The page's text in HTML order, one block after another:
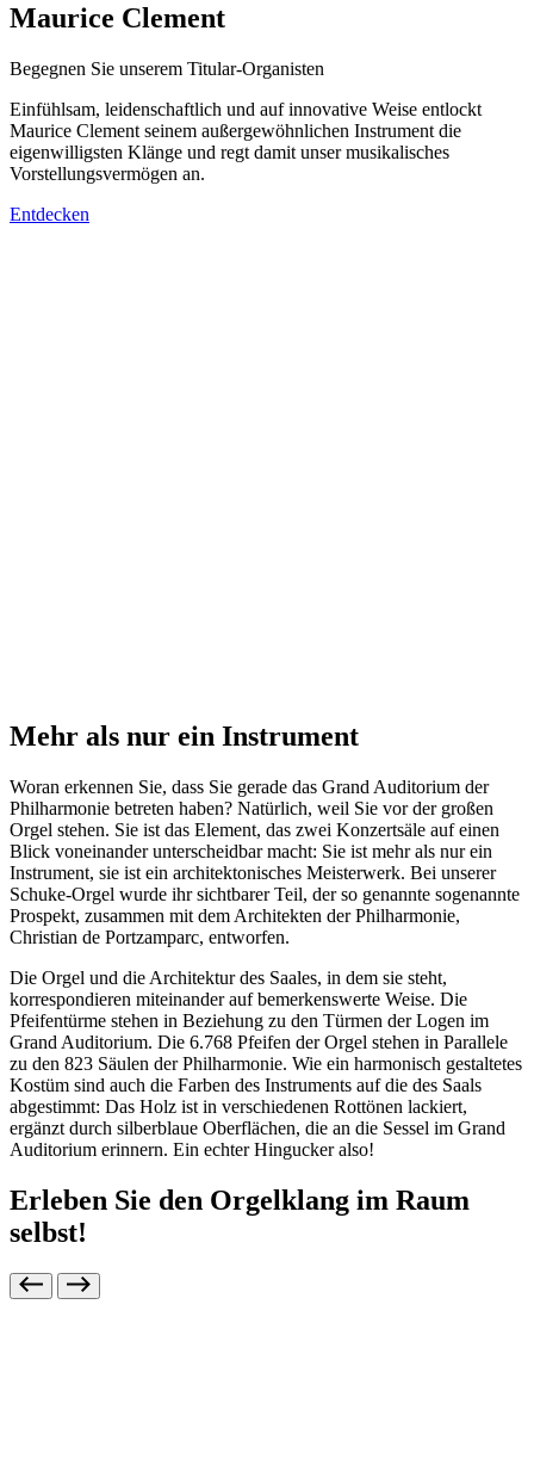
Maurice Clement
Begegnen Sie unserem Titular-Organisten
Einfühlsam, leidenschaftlich und auf innovative Weise entlockt
Maurice Clement seinem außergewöhnlichen Instrument die
eigenwilligsten Klänge und regt damit unser musikalisches
Vorstellungsvermögen an.
Entdecken
Mehr als nur ein Instrument
Woran erkennen Sie, dass Sie gerade das Grand Auditorium der
Philharmonie betreten haben? Natürlich, weil Sie vor der großen
Orgel stehen. Sie ist das Element, das zwei Konzertsäle auf einen
Blick voneinander unterscheidbar macht: Sie ist mehr als nur ein
Instrument, sie ist ein architektonisches Meisterwerk. Bei unserer
Schuke-Orgel wurde ihr sichtbarer Teil, der so genannte sogenannte
Prospekt, zusammen mit dem Architekten der Philharmonie,
Christian de Portzamparc, entworfen.
Die Orgel und die Architektur des Saales, in dem sie steht,
korrespondieren miteinander auf bemerkenswerte Weise. Die
Pfeifentürme stehen in Beziehung zu den Türmen der Logen im
Grand Auditorium. Die 6.768 Pfeifen der Orgel stehen in Parallele
zu den 823 Säulen der Philharmonie. Wie ein harmonisch gestaltetes
Kostüm sind auch die Farben des Instruments auf die des Saals
abgestimmt: Das Holz ist in verschiedenen Rottönen lackiert,
ergänzt durch silberblaue Oberflächen, die an die Sessel im Grand
Auditorium erinnern. Ein echter Hingucker also!
Erleben Sie den Orgelklang im Raum
selbst!